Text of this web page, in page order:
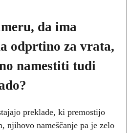
da ima
odprtino za vrata,
namestiti tudi
preklade, ki premostijo
njihovo nameščanje pa je zelo